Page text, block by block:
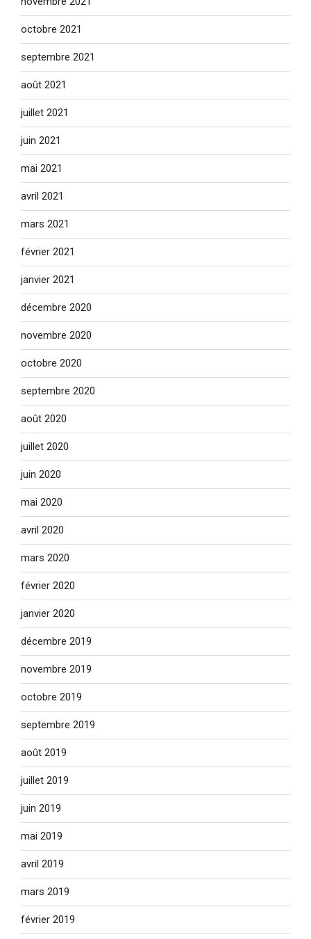
octobre 2021
septembre 2021
août 2021
juillet 2021
juin 2021
mai 2021
avril 2021
mars 2021
février 2021
janvier 2021
décembre 2020
novembre 2020
octobre 2020
septembre 2020
août 2020
juillet 2020
juin 2020
mai 2020
avril 2020
mars 2020
février 2020
janvier 2020
décembre 2019
novembre 2019
octobre 2019
septembre 2019
août 2019
juillet 2019
juin 2019
mai 2019
avril 2019
mars 2019
février 2019